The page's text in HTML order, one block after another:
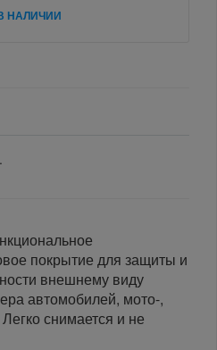
НАЛИЧИИ
покрытие для защиты и
внешнему виду
автомобилей, мото-,
снимается и не